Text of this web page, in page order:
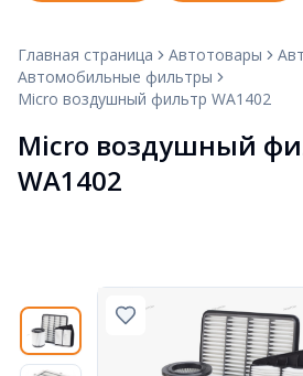
Главная страница Автотовары
Автомобильные фильтры
Micro воздушный фильтр WA1402
Micro воздушный
WA1402